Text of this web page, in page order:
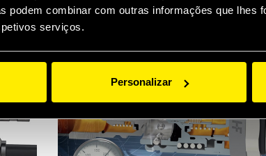
podem combinar com outras informações que lhes
serviços.
Personalizar
PSA06: single line MultiFaster